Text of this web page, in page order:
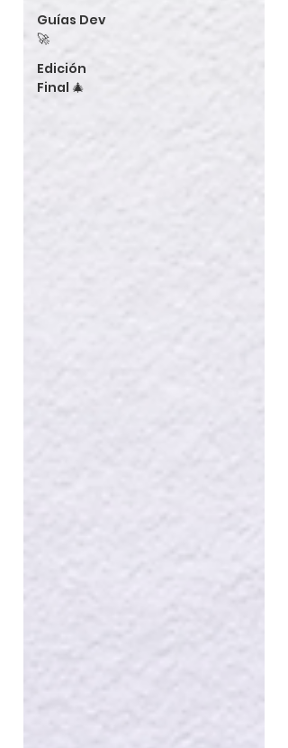
Guías Dev
🚀
Edición
Final 🎄